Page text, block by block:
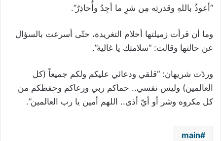
“أعوذُ باللهِ وقدرتِه مِن شرِ ما أجِدُ وأُحاذِرُ”.
وما أن قرأت زميلتها أحلام التغريدة، حتّى أسرعت بالسؤال
عن حالتها وقالت: “سلامتك يا غالية”.
وردّت شريهان: “قلقي ودعائي عليكم ولكم جميعاً (كل
العالمين) وليس نفسي.. حماكم ربي ورعاكم وحفظكم من
كل مكروه وشر أو أيّ أذى.. اللهم أمين يا رب العالمين”.
main